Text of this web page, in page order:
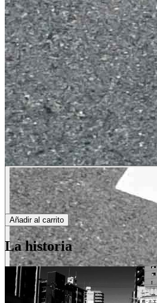
Añadir al carrito
La historia